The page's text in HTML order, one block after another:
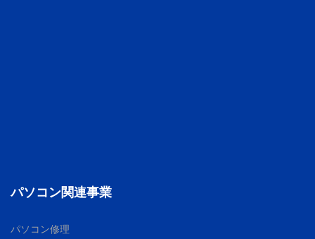
パソコン関連事業
パソコン修理